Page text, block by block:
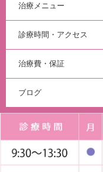
治療メニュー
診療時間・アクセス
治療費・保証
ブログ